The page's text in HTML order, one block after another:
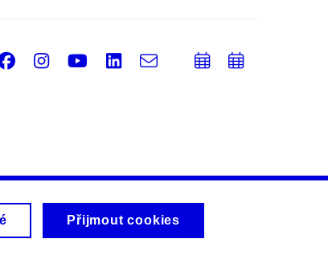
Facebook
Instagram
Youtube
LinkedIn
e-
PřidatPřidat
Přijmout cookies